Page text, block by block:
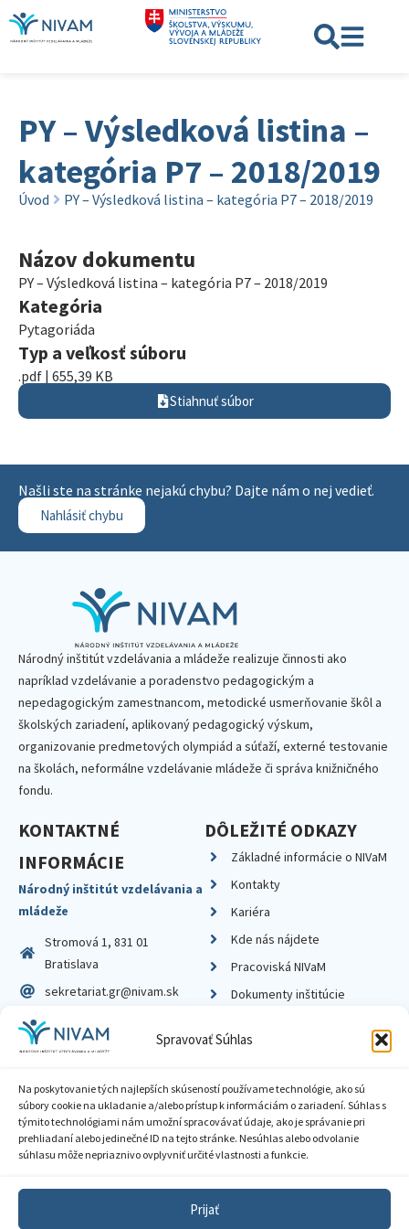
Spravovať Súhlas
Na poskytovanie tých najlepších skúseností používame technológie, ako sú
súbory cookie na ukladanie a/alebo prístup k informáciám o zariadení. Súhlas s
týmito technológiami nám umožní spracovávať údaje, ako je správanie pri
prehliadaní alebo jedinečné ID na tejto stránke. Nesúhlas alebo odvolanie
súhlasu môže nepriaznivo ovplyvniť určité vlastnosti a funkcie.
Prijať
PY – Výsledková listina –
kategória P7 – 2018/2019
Úvod PY – Výsledková listina – kategória P7 – 2018/2019
Názov dokumentu
PY – Výsledková listina – kategória P7 – 2018/2019
Kategória
Pytagoriáda
Typ a veľkosť súboru
.pdf | 655,39 KB
Stiahnuť súbor
Našli ste na stránke nejakú chybu? Dajte nám o nej vedieť.
Nahlásiť chybu
Národný inštitút vzdelávania a mládeže realizuje činnosti ako
napríklad vzdelávanie a poradenstvo pedagogickým a
nepedagogickým zamestnancom, metodické usmerňovanie škôl a
školských zariadení, aplikovaný pedagogický výskum,
organizovanie predmetových olympiád a súťaží, externé testovanie
na školách, neformálne vzdelávanie mládeže či správa knižničného
fondu.
KONTAKTNÉ
INFORMÁCIE
Národný inštitút vzdelávania a
mládeže
Stromová 1, 831 01
Bratislava
sekretariat.gr@nivam.sk
IČO: 00164348
DIČ: 2020798714
DÔLEŽITÉ ODKAZY
Základné informácie o NIVaM
Kontakty
Kariéra
Kde nás nájdete
Pracoviská NIVaM
Dokumenty inštitúcie
Zásady ochrany súkromia
Sprístupnenie informácií